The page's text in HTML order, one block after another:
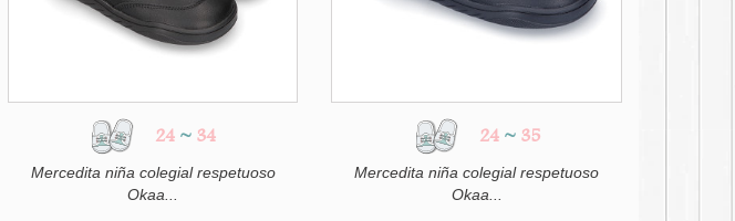
24 ~ 34
Mercedita niña colegial respetuoso
Okaa...
24 ~35
Mercedita niña colegial respetuoso
Okaa...